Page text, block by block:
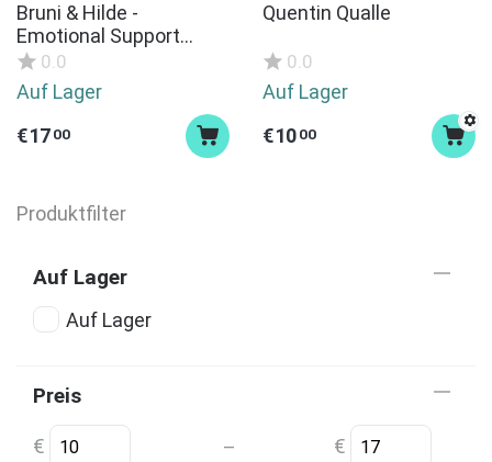
Bruni & Hilde -
Emotional Support
Chickens
0.0
Auf Lager
€1700
Quentin Qualle
0.0
Auf Lager
€1000
Produktfilter
Auf Lager
Auf Lager
Preis
€ – €